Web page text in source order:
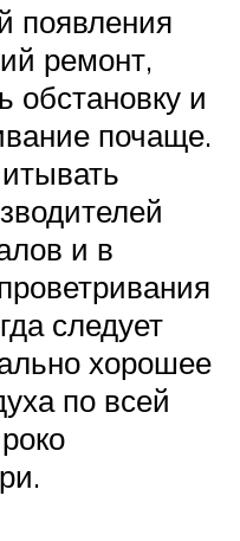
появления
ремонт,
обстановку и
почаще.
и в
следует
хорошее
по всей